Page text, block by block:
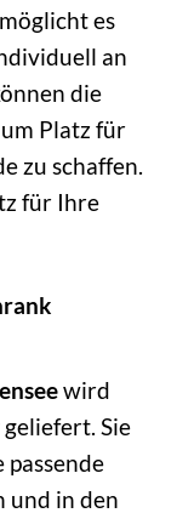
es
an
die
Platz für
zu schaffen.
für Ihre
wird
Sie
und in den